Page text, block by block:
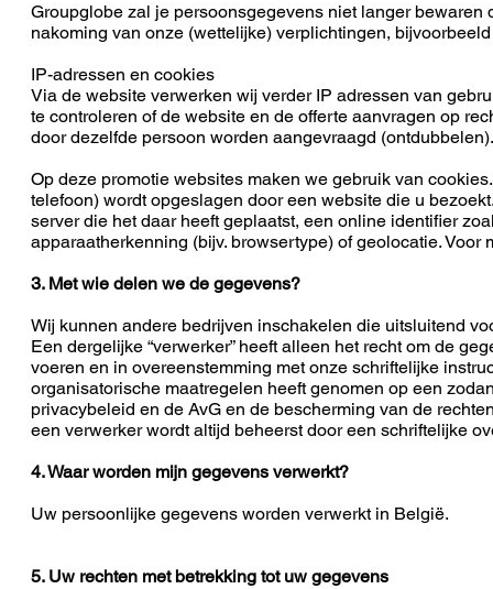
Groupglobe zal je persoonsgegevens niet langer
nakoming van onze (wettelijke) verplichtingen,
IP-adressen en cookies
Via de website verwerken wij verder IP adressen van
te controleren of de website en de offerte aanvragen op
door dezelfde persoon worden aangevraagd
Op deze promotie websites maken we gebruik van
telefoon) wordt opgeslagen door een website die u
server die het daar heeft geplaatst, een online identifier
apparaatherkenning (bijv. browsertype) of geolocatie.
3. Met wie delen we de gegevens?
Wij kunnen andere bedrijven inschakelen die uitsluitend
Een dergelijke “verwerker” heeft alleen het recht om de
voeren en in overeenstemming met onze schriftelijke
organisatorische maatregelen heeft genomen op een
privacybeleid en de AvG en de bescherming van de
een verwerker wordt altijd beheerst door een schriftelijke
4. Waar worden mijn gegevens verwerkt?
Uw persoonlijke gegevens worden verwerkt in België.
5. Uw rechten met betrekking tot uw gegevens